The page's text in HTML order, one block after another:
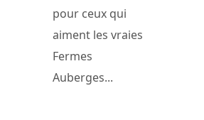
pour ceux qui
aiment les vraies
Fermes
Auberges...